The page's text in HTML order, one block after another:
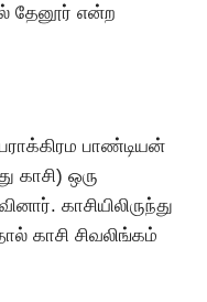
தேனூர் என்ற
பாண்டியன்
காசி) ஒரு
காசியிலிருந்து
காசி சிவலிங்கம்